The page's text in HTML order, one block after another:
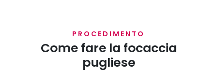
PROCEDIMENTO
Come fare la focaccia
pugliese